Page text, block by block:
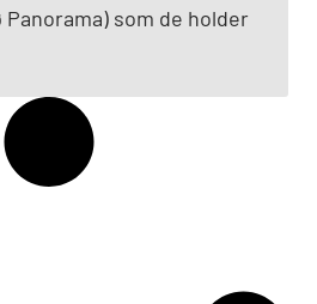
som de holder